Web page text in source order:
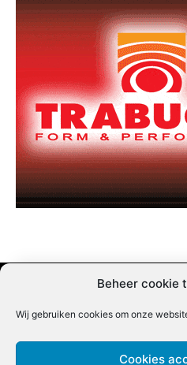
Beheer cookie
Wij gebruiken cookies om onze
Cookies
Nieuwsbrief